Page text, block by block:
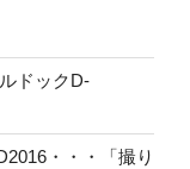
ドックD-
・・・「撮り